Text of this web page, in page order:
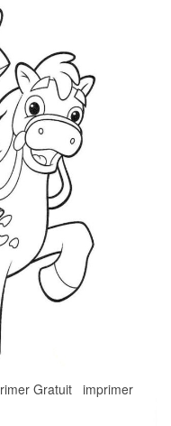
Gratuit imprimer